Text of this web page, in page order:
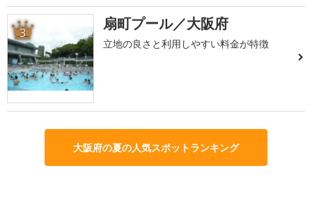
3 扇町プール／大阪府
立地の良さと利用しやすい料金が特徴
大阪府の夏の人気スポットランキング